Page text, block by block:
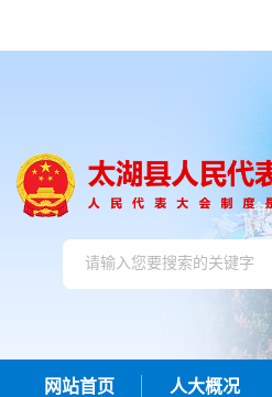
网站首页 人大概况